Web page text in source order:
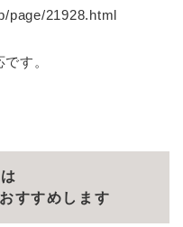
page/21928.html
す。
すすめします